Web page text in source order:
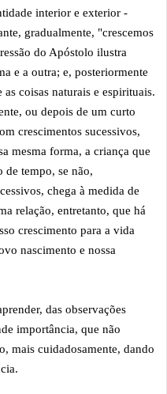
interior e exterior -
gradualmente, "crescemos
do Apóstolo ilustra
e a outra; e, posteriormente
coisas naturais e espirituais.
ou depois de um curto
crescimentos sucessivos,
mesma forma, a criança que
de tempo, se não,
chega à medida de
relação, entretanto, que há
crescimento para a vida
nascimento e nossa
das observações
importância, que não
mais cuidadosamente, dando